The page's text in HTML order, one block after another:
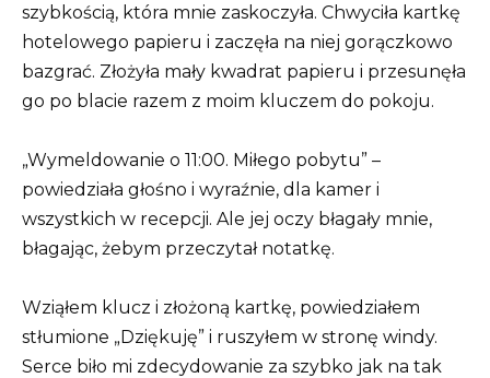
szybkością, która mnie zaskoczyła. Chwyciła kartkę
hotelowego papieru i zaczęła na niej gorączkowo
bazgrać. Złożyła mały kwadrat papieru i przesunęła
go po blacie razem z moim kluczem do pokoju.
„Wymeldowanie o 11:00. Miłego pobytu” –
powiedziała głośno i wyraźnie, dla kamer i
wszystkich w recepcji. Ale jej oczy błagały mnie,
błagając, żebym przeczytał notatkę.
Wziąłem klucz i złożoną kartkę, powiedziałem
stłumione „Dziękuję” i ruszyłem w stronę windy.
Serce biło mi zdecydowanie za szybko jak na tak